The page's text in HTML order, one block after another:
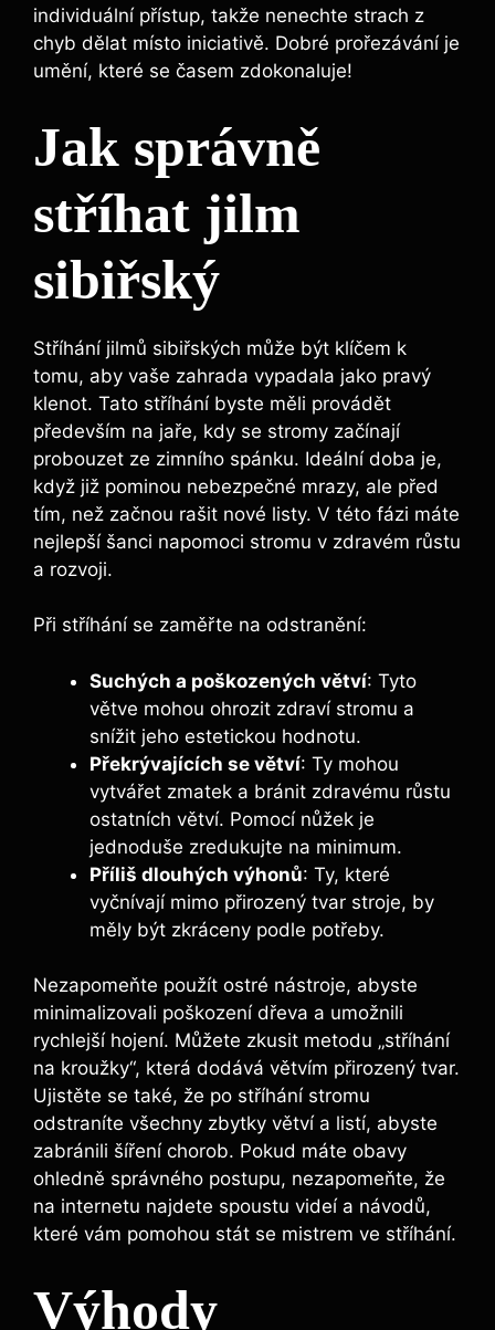
individuální přístup, takže nenechte strach z
chyb dělat místo iniciativě. Dobré prořezávání je
umění, které se časem zdokonaluje!
Jak správně
stříhat jilm
sibiřský
Stříhání jilmů sibiřských může být klíčem k
tomu, aby vaše zahrada vypadala jako pravý
klenot. Tato stříhání byste měli provádět
především na jaře, kdy se stromy začínají
probouzet ze zimního spánku. Ideální doba je,
když již pominou nebezpečné mrazy, ale před
tím, než začnou rašit nové listy. V této fázi máte
nejlepší šanci napomoci stromu v zdravém růstu
a rozvoji.
Při stříhání se zaměřte na odstranění:
Suchých a poškozených větví: Tyto
větve mohou ohrozit zdraví stromu a
snížit jeho estetickou hodnotu.
Překrývajících se větví: Ty mohou
vytvářet zmatek a bránit zdravému růstu
ostatních větví. Pomocí nůžek je
jednoduše zredukujte na minimum.
Příliš dlouhých výhonů: Ty, které
vyčnívají mimo přirozený tvar stroje, by
měly být zkráceny podle potřeby.
Nezapomeňte použít ostré nástroje, abyste
minimalizovali poškození dřeva a umožnili
rychlejší hojení. Můžete zkusit metodu „stříhání
na kroužky“, která dodává větvím přirozený tvar.
Ujistěte se také, že po stříhání stromu
odstraníte všechny zbytky větví a listí, abyste
zabránili šíření chorob. Pokud máte obavy
ohledně správného postupu, nezapomeňte, že
na internetu najdete spoustu videí a návodů,
které vám pomohou stát se mistrem ve stříhání.
Výhody